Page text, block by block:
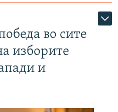
во сите
изборите
и